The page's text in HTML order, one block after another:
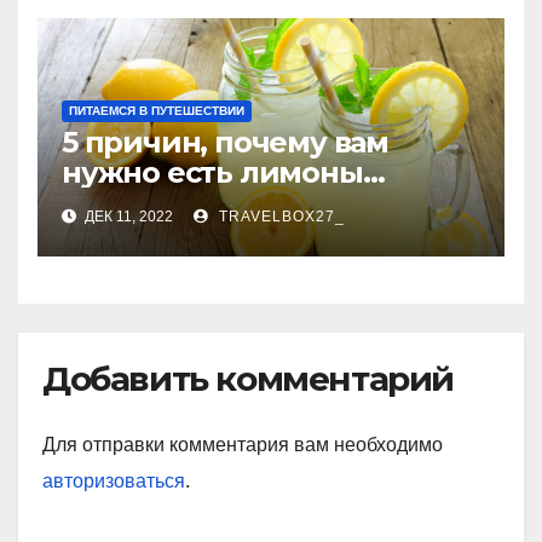
ПИТАЕМСЯ В ПУТЕШЕСТВИИ
5 причин, почему вам
нужно есть лимоны
каждый день
ДЕК 11, 2022 TRAVELBOX27_
Добавить комментарий
Для отправки комментария вам необходимо
авторизоваться.